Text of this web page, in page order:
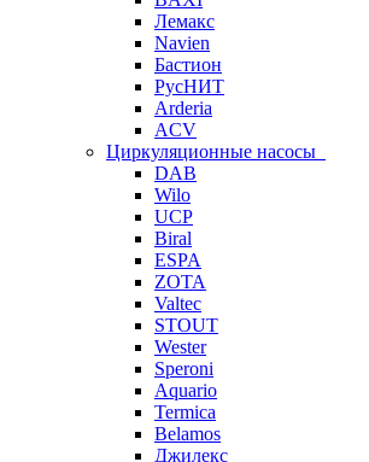
Лемакс
Navien
Бастион
РусНИТ
Arderia
ACV
Циркуляционные насосы
DAB
Wilo
UCP
Biral
ESPA
ZOTA
Valtec
STOUT
Wester
Speroni
Aquario
Termica
Belamos
Джилекс